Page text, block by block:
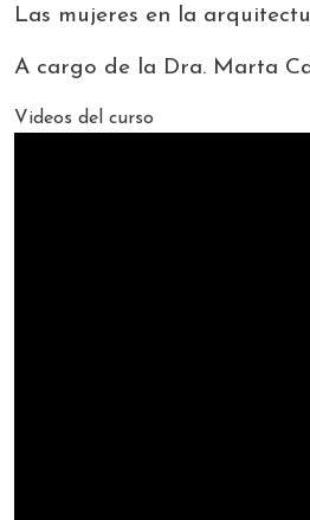
Las mujeres en la
A cargo de la Dra. Marta
Videos del curso